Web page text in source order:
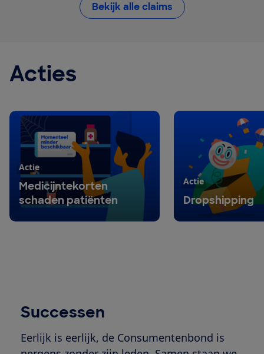
Bekijk alle claims
Acties
Actie
Medicijntekorten
schaden patiënten
Actie
Dropshipping
Successen
Eerlijk is eerlijk, de Consumentenbond is